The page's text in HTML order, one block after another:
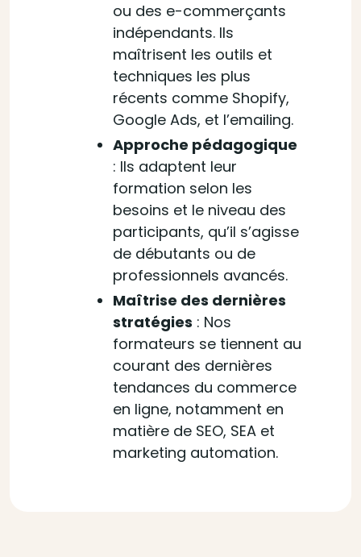
ou des e-commerçants
indépendants. Ils
maîtrisent les outils et
techniques les plus
récents comme Shopify,
Google Ads, et l’emailing.
Approche pédagogique
: Ils adaptent leur
formation selon les
besoins et le niveau des
participants, qu’il s’agisse
de débutants ou de
professionnels avancés.
Maîtrise des dernières
stratégies : Nos
formateurs se tiennent au
courant des dernières
tendances du commerce
en ligne, notamment en
matière de SEO, SEA et
marketing automation.